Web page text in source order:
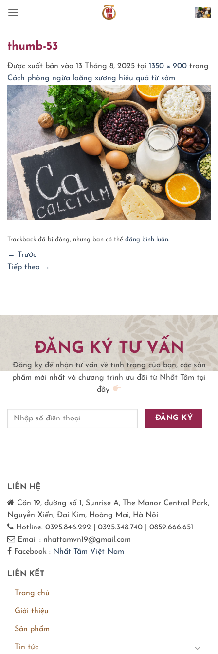
qua
dungthumb-53
Được xuất bản vào 13 Tháng 8, 2025 tại 1350 × 900 trong
Cách phòng ngừa loãng xương hiệu quả từ sớm
Trackback đã bị đóng, nhưng bạn có thể đăng bình luận.
←
Trước
Tiếp theo →
ĐĂNG KÝ TƯ VẤN
Đăng ký để nhận tư vấn về tình trạng của bạn, các sản
phẩm mới nhất và chương trình ưu đãi từ Nhất Tâm tại
đây
LIÊN HỆ
Căn 19, đường số 1, Sunrise A, The Manor Central Park,
Nguyễn Xiển, Đại Kim, Hoàng Mai, Hà Nội
Hotline: 0395.846.292 | 0325.348.740 | 0859.666.651
Email : nhattamvn19@gmail.com
Facebook : Nhất Tâm Việt Nam
LIÊN KẾT
Trang chủ
Giới thiệu
Sản phẩm
Tin tức